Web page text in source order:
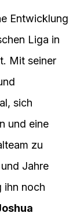
Entwicklung
Liga in
Mit seiner
sich
und eine
zu
Jahre
ihn noch